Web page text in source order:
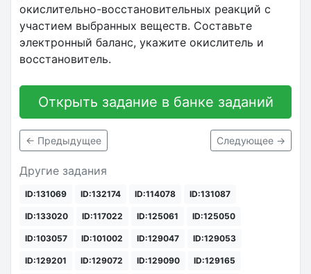
окислительно-восстановительных реакций с
участием выбранных веществ. Составьте
электронный баланс, укажите окислитель и
восстановитель.
Открыть задание в банке заданий
← Предыдущее Следующее →
Другие задания
ID:131069 ID:132174 ID:114078 ID:131087
ID:133020 ID:117022 ID:125061 ID:125050
ID:103057 ID:101002 ID:129047 ID:129053
ID:129201 ID:129072 ID:129090 ID:129165